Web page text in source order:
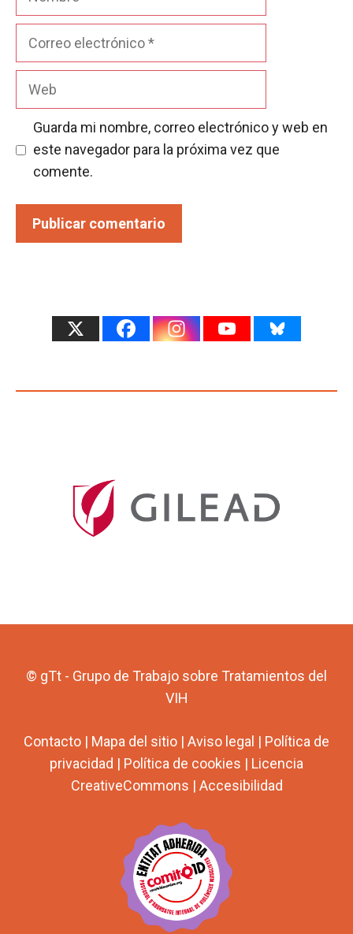
Guarda mi nombre, correo electrónico y web en
este navegador para la próxima vez que
comente.
© gTt - Grupo de Trabajo sobre Tratamientos del
VIH
Contacto | Mapa del sitio | Aviso legal | Política de
privacidad | Política de cookies | Licencia
CreativeCommons | Accesibilidad